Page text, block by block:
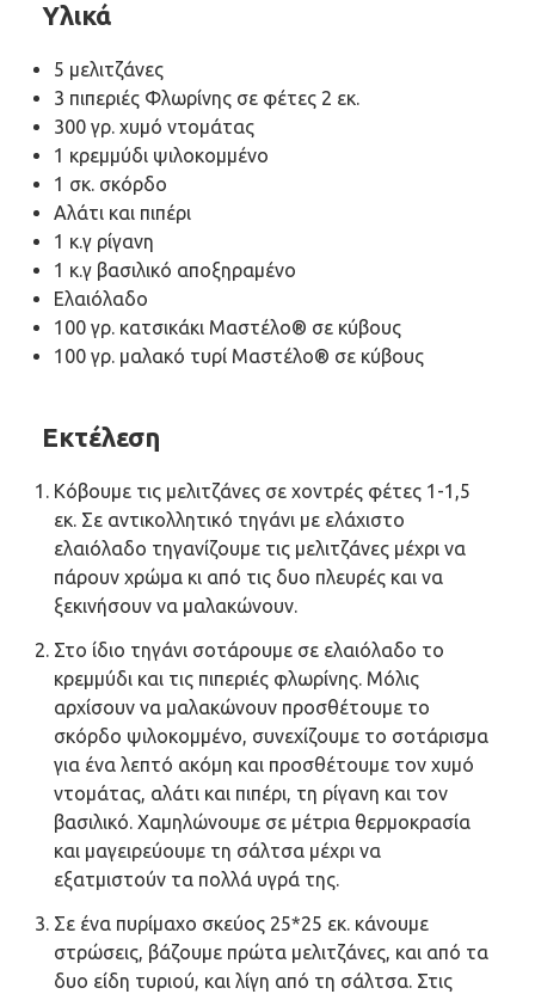
Υλικά
5 μελιτζάνες
3 πιπεριές Φλωρίνης σε φέτες 2 εκ.
300 γρ. χυμό ντομάτας
1 κρεμμύδι ψιλοκομμένο
1 σκ. σκόρδο
Αλάτι και πιπέρι
1 κ.γ ρίγανη
1 κ.γ βασιλικό αποξηραμένο
Ελαιόλαδο
100 γρ. κατσικάκι Μαστέλο® σε κύβους
100 γρ. μαλακό τυρί Μαστέλο® σε κύβους
Εκτέλεση
Κόβουμε τις μελιτζάνες σε χοντρές φέτες 1-1,5
εκ. Σε αντικολλητικό τηγάνι με ελάχιστο
ελαιόλαδο τηγανίζουμε τις μελιτζάνες μέχρι να
πάρουν χρώμα κι από τις δυο πλευρές και να
ξεκινήσουν να μαλακώνουν.
Στο ίδιο τηγάνι σοτάρουμε σε ελαιόλαδο το
κρεμμύδι και τις πιπεριές φλωρίνης. Μόλις
αρχίσουν να μαλακώνουν προσθέτουμε το
σκόρδο ψιλοκομμένο, συνεχίζουμε το σοτάρισμα
για ένα λεπτό ακόμη και προσθέτουμε τον χυμό
ντομάτας, αλάτι και πιπέρι, τη ρίγανη και τον
βασιλικό. Χαμηλώνουμε σε μέτρια θερμοκρασία
και μαγειρεύουμε τη σάλτσα μέχρι να
εξατμιστούν τα πολλά υγρά της.
Σε ένα πυρίμαχο σκεύος 25*25 εκ. κάνουμε
στρώσεις, βάζουμε πρώτα μελιτζάνες, και από τα
δυο είδη τυριού, και λίγη από τη σάλτσα. Στις